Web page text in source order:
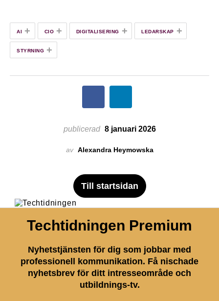
AI + CIO + DIGITALISERING + LEDARSKAP +
STYRNING +
publicerad 8 januari 2026
av Alexandra Heymowska
Till startsidan
Techtidningen Premium
Nyhetstjänsten för dig som jobbar med
professionell kommunikation. Få nischade
nyhetsbrev för ditt intresseområde och
utbildnings-tv.